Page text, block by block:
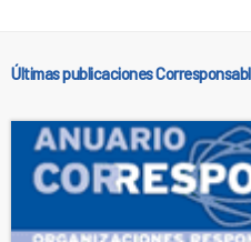
Últimas publicaciones